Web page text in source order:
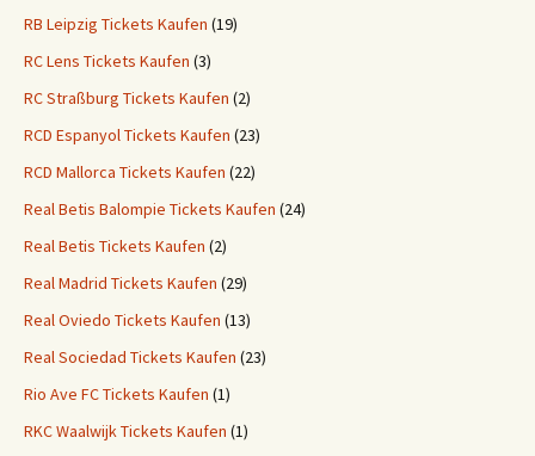
RB Leipzig Tickets Kaufen (19)
RC Lens Tickets Kaufen (3)
RC Straßburg Tickets Kaufen (2)
RCD Espanyol Tickets Kaufen (23)
RCD Mallorca Tickets Kaufen (22)
Real Betis Balompie Tickets Kaufen (24)
Real Betis Tickets Kaufen (2)
Real Madrid Tickets Kaufen (29)
Real Oviedo Tickets Kaufen (13)
Real Sociedad Tickets Kaufen (23)
Rio Ave FC Tickets Kaufen (1)
RKC Waalwijk Tickets Kaufen (1)